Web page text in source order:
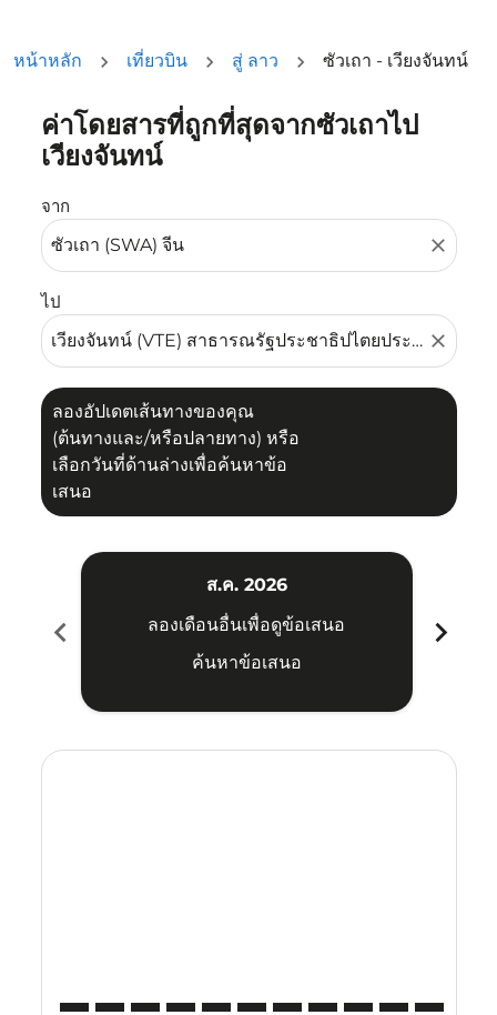
หน้าหลัก เที่ยวบิน สู่ ลาว ซัวเถา - เวียงจันทน์
ค่าโดยสารที่ถูกที่สุดจากซัวเถาไป
เวียงจันทน์
จาก
close
ไป
close
ลองอัปเดตเส้นทางของคุณ
(ต้นทางและ/หรือปลายทาง) หรือ
เลือกวันที่ด้านล่างเพื่อค้นหาข้อ
เสนอ
ลองอัปเดตเส้นทางของคุณ (ต้นทางและ/หรือปลายทาง) หรื
chevron_left
ส.ค. 2026
ลองเดือนอื่นเพื่อดูข้อเสนอ
ค้นหาข้อเสนอ
chevron_right